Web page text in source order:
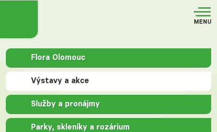
MENU
Flora Olomouc
Výstavy a akce
Služby a pronájmy
Parky, skleníky a rozárium